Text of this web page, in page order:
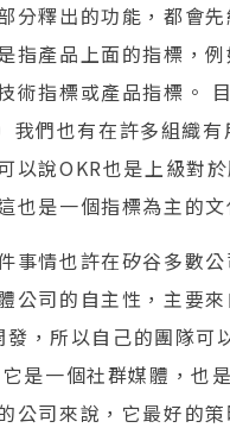
分釋出的功能，都會
指產品上面的指標，
術指標或產品指標。
們也有在許多組織有
以說OKR也是上級對
也是一個指標為主的文
事情也許在矽谷多數
公司的自主性，主要
，所以自己的團隊可
是一個社群媒體，也
公司來說，它最好的